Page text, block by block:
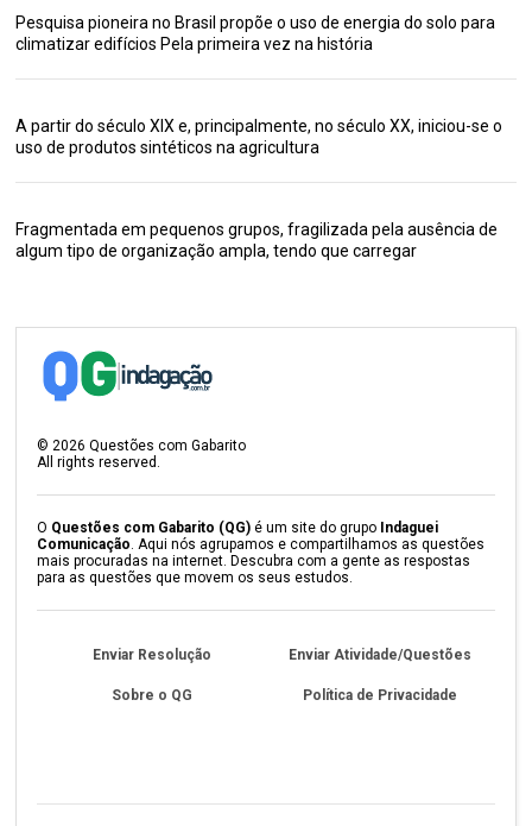
Pesquisa pioneira no Brasil propõe o uso de energia do solo para
climatizar edifícios Pela primeira vez na história
A partir do século XIX e, principalmente, no século XX, iniciou-se o
uso de produtos sintéticos na agricultura
Fragmentada em pequenos grupos, fragilizada pela ausência de
algum tipo de organização ampla, tendo que carregar
© 2026 Questões com Gabarito
All rights reserved.
O Questões com Gabarito (QG) é um site do grupo Indaguei
Comunicação . Aqui nós agrupamos e compartilhamos as questões
mais procuradas na internet. Descubra com a gente as respostas
para as questões que movem os seus estudos.
Enviar Resolução Enviar Atividade/Questões
Sobre o QG Política de Privacidade